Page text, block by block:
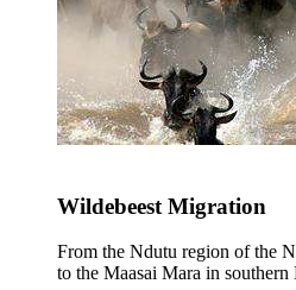
Wildebeest Migration
From the Ndutu region of the
to the Maasai Mara in southern